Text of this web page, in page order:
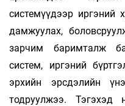
системүүдээр иргэний
дамжуулах,
зарчим баримталж
систем, иргэний
эрхийн эрсдэлийн
тодруулжээ.